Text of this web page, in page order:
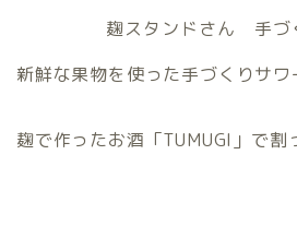
麹スタンドさん 手づ
新鮮な果物を使った手づくりサワ
麹で作ったお酒「TUMUGI」で割